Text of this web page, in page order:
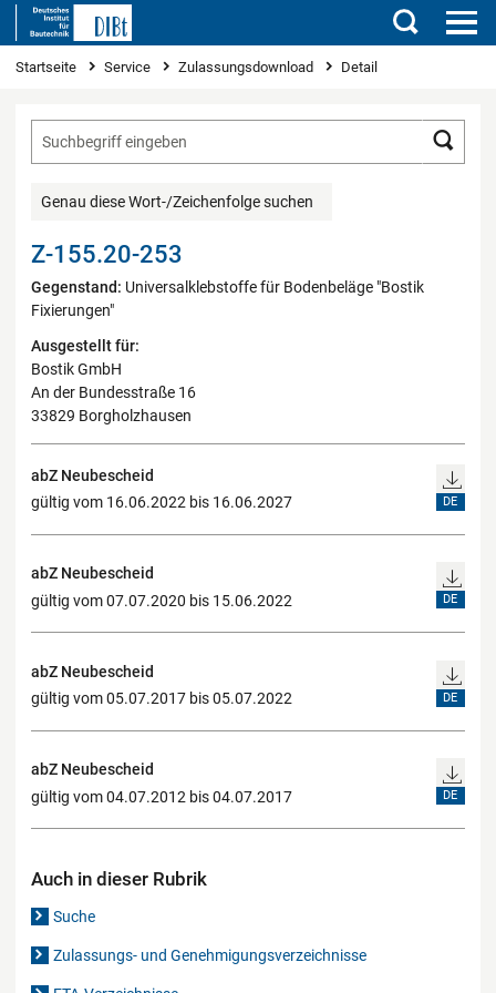
Suchen
Sie sind hier
Startseite Service Zulassungsdownload Detail
Genau diese Wort-/Zeichenfolge suchen
Z-155.20-253
Gegenstand: Universalklebstoffe für Bodenbeläge "Bostik
Fixierungen"
Ausgestellt für:
Bostik GmbH
An der Bundesstraße 16
33829 Borgholzhausen
abZ Neubescheid
gültig vom 16.06.2022 bis 16.06.2027
DE
abZ Neubescheid
gültig vom 07.07.2020 bis 15.06.2022
DE
abZ Neubescheid
gültig vom 05.07.2017 bis 05.07.2022
DE
abZ Neubescheid
gültig vom 04.07.2012 bis 04.07.2017
DE
Auch in dieser Rubrik
Suche
Zulassungs- und Genehmigungsverzeichnisse